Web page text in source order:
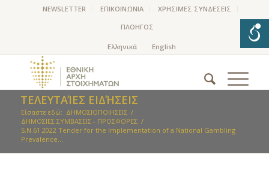
NEWSLETTER ΕΠΙΚΟΙΝΩΝΙΑ
ΧΡΗΣΙΜΕΣ ΣΥΝΔΕΣΕΙΣ
ΠΛΟΗΓΟΣ
ΤΕΛΕΥΤΑΊΕΣ ΕΙΔΉΣΕΙΣ
Είσαστε εδώ: ΔΗΜΟΣΙΟΠΟΙΗΣΕΙΣ /
ΔΗΜΟΣΙΕΣ ΣΥΜΒΑΣΕΙΣ - ΠΡΟΣΦΟΡΕΣ /
S.N.61.2022 Tender for the Implementation of a National Gambling
Prevalence...